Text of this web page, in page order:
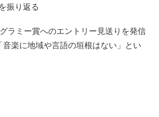
振り返る
ラミー賞へのエントリー見送りを発信
音楽に地域や言語の垣根はない」とい